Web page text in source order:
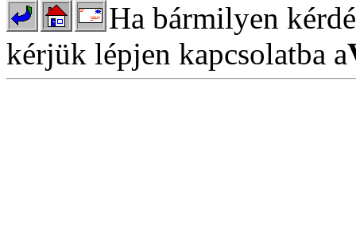
Ha bármilyen
kérjük lépjen kapcsolatba a